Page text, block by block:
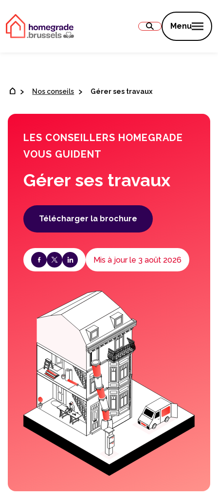
Menu
Nos conseils Gérer ses travaux
LES CONSEILLERS HOMEGRADE
VOUS GUIDENT
Gérer ses travaux
Télécharger la brochure
Mis à jour le 3 août 2026